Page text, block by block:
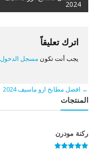
المقالات
2024
اترك تعليقاً
يجب أنت تكون مسجل الدخول
← افضل مطابخ ارو ماسيف 2024
المنتجات
ركنة مودرن